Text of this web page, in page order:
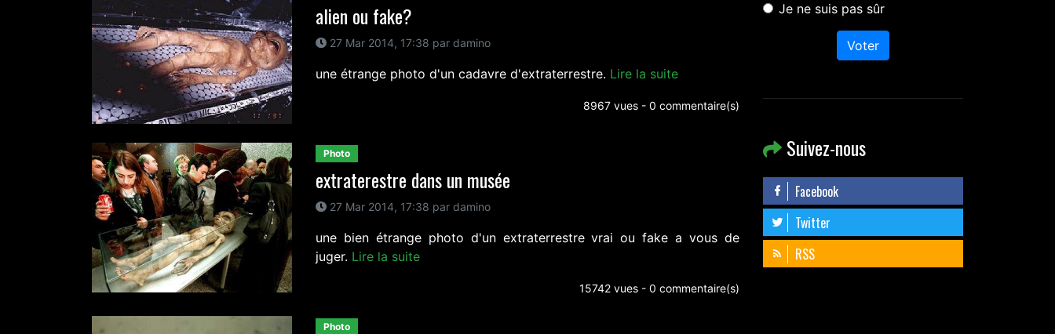
alien ou fake?
27 Mar 2014, 17:38 par damino
une étrange photo d'un cadavre d'extraterrestre. Lire la suite
8967 vues - 0 commentaire(s)
Photo
extraterestre dans un musée
27 Mar 2014, 17:38 par damino
une bien étrange photo d'un extraterrestre vrai ou fake a vous de
juger. Lire la suite
15742 vues - 0 commentaire(s)
Photo
Je ne suis pas sûr
Voter
Suivez-nous
Facebook
Twitter
RSS